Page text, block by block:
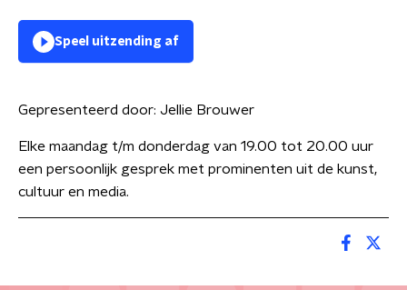
Speel uitzending af
Gepresenteerd door: Jellie Brouwer
Elke maandag t/m donderdag van 19.00 tot 20.00 uur
een persoonlijk gesprek met prominenten uit de kunst,
cultuur en media.